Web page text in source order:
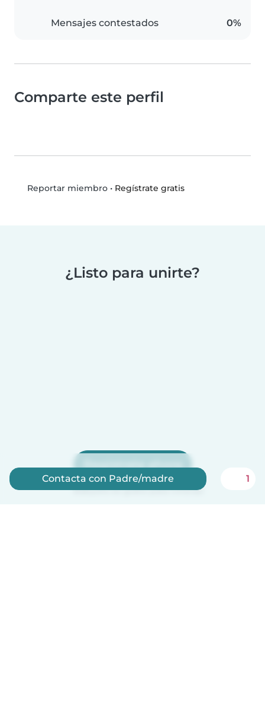
Mensajes contestados 0%
Comparte este perfil
Reportar miembro• Regístrate gratis
¿Listo para unirte?
Regístrate ahora
Babysits es gratis para niñeras!
Contacta con Padre/madre 1